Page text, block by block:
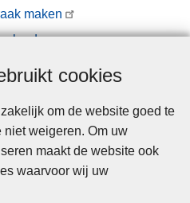
cookies
om de website goed te
weigeren. Om uw
maakt de website ook
waarvoor wij uw
maken
Pers